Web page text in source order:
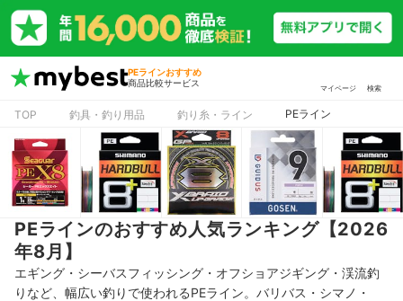
PEラインおすすめ
商品比較サービス
マイページ 検索
TOP 釣具・釣り用品 釣り糸・ライン PEライン
PEラインのおすすめ人気ランキング【2026
年8月】
エギング・シーバスフィッシング・オフショアジギング・渓流釣
りなど、幅広い釣りで使われるPEライン。バリバス・シマノ・